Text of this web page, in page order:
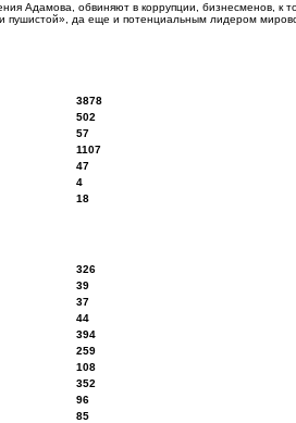
Адамова, обвиняют в коррупции, бизнесменов, к
пушистой», да еще и потенциальным лидером
3878
502
57
1107
47
4
18
326
39
37
44
394
259
108
352
96
85